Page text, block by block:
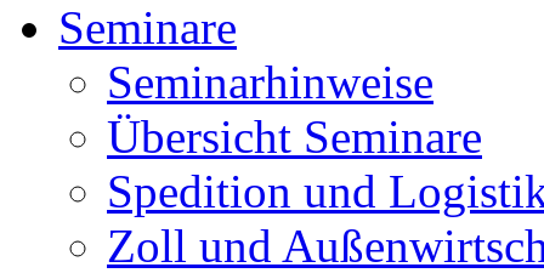
Seminare
Seminarhinweise
Übersicht Seminare
Spedition und
Zoll und